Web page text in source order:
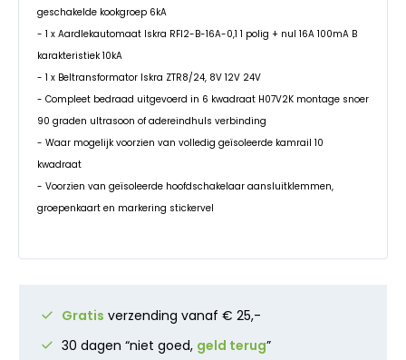
geschakelde kookgroep 6kA
- 1 x Aardlekautomaat Iskra RFI2-B-16A-0,1 1 polig + nul 16A 100mA B
karakteristiek 10kA
- 1 x Beltransformator Iskra ZTR8/24, 8V 12V 24V
- Compleet bedraad uitgevoerd in 6 kwadraat H07V2K montage snoer
90 graden ultrasoon of adereindhuls verbinding
- Waar mogelijk voorzien van volledig geïsoleerde kamrail 10
kwadraat
- Voorzien van geïsoleerde hoofdschakelaar aansluitklemmen,
groepenkaart en markering stickervel
Gratis verzending vanaf € 25,-
30 dagen “niet goed, geld terug”